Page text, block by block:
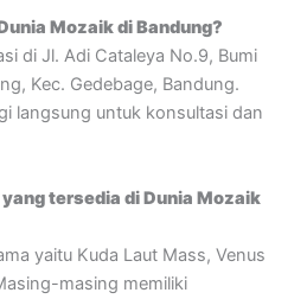
Mozaik di Bandung?
di Jl. Adi Cataleya No.9, Bumi
Kec. Gedebage, Bandung.
langsung untuk konsultasi dan
tersedia di Dunia Mozaik
yaitu Kuda Laut Mass, Venus
masing memiliki